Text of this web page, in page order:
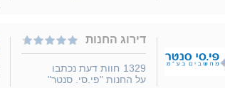
דירוג החנות
1329 חוות דעת נכתבו
על החנות "פי.סי. סנטר"